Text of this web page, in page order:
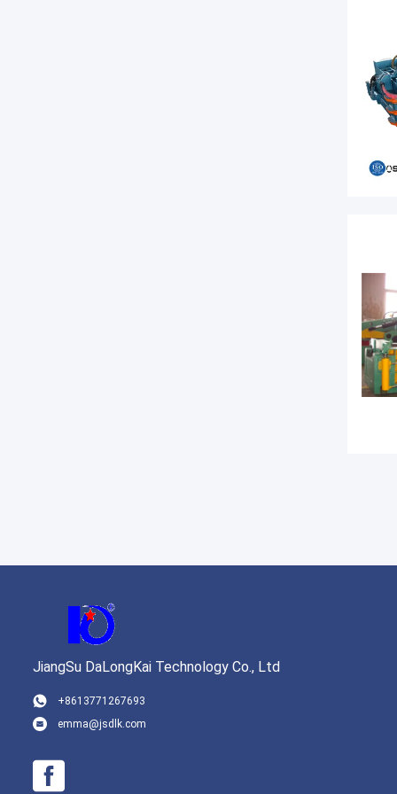
JiangSu DaLongKai Technology Co., Ltd
+8613771267693
emma@jsdlk.com